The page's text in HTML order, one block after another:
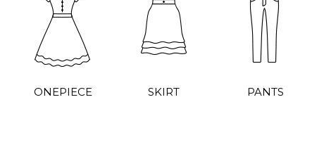
ONEPIECE SKIRT PANTS